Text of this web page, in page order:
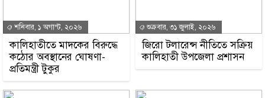
শনিবার, ১ অগাস্ট, ২০২৬
কালিহাতীতে মাদকের বিরুদ্ধে
কঠোর অবস্থানের ঘোষণা-
প্রতিমন্ত্রী টুকুর
শুক্রবার, ৩১ জুলাই, ২০২৬
জিরো টলারেন্স নীতিতে সক্রিয়
কালিহাতী উপজেলা প্রশাসন